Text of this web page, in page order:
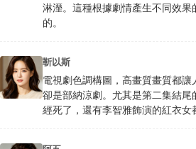
淋溼。這種根據劇情產生不同效果
的。
靳以斯
電視劇色調構圖，高畫質畫質都讓
卻是部納涼劇。尤其是第二集結尾
經死了，還有李智雅飾演的紅衣女